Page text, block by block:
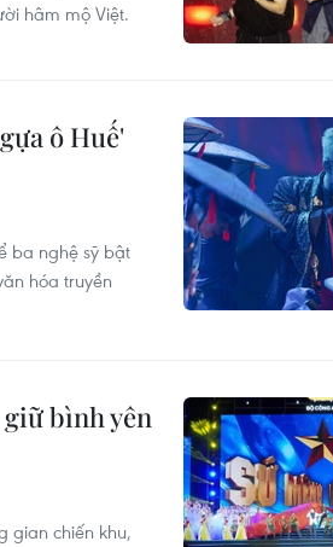
hâm mộ Việt.
ô Huế'
ba nghệ sỹ bật
hóa truyền
bình yên
gian chiến khu,